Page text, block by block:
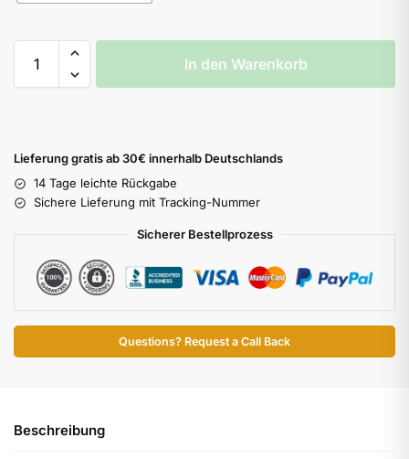
In den Warenkorb
Lieferung gratis ab 30€ innerhalb Deutschlands
14 Tage leichte Rückgabe
Sichere Lieferung mit Tracking-Nummer
Sicherer Bestellprozess
Questions? Request a Call Back
Beschreibung